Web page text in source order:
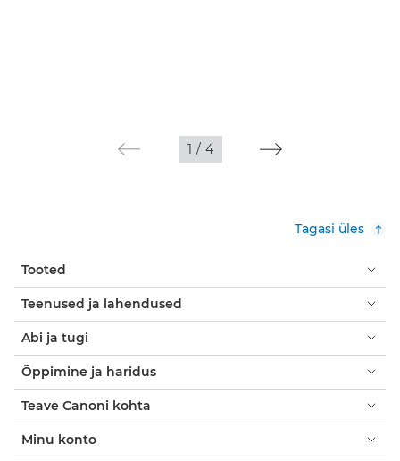
1 / 4
Tagasi üles
Tooted
Teenused ja lahendused
Abi ja tugi
Õppimine ja haridus
Teave Canoni kohta
Minu konto